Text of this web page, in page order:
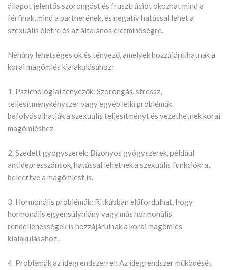
állapot jelentős szorongást és frusztrációt okozhat mind a
férfinak, mind a partnerének, és negatív hatással lehet a
szexuális életre és az általános életminőségre.
Néhány lehetséges ok és tényező, amelyek hozzájárulhatnak a
korai magömlés kialakulásához:
1. Pszichológiai tényezők: Szorongás, stressz,
teljesítménykényszer vagy egyéb lelki problémák
befolyásolhatják a szexuális teljesítményt és vezethetnek korai
magömléshez.
2. Szedett gyógyszerek: Bizonyos gyógyszerek, például
antidepresszánsok, hatással lehetnek a szexuális funkciókra,
beleértve a magömlést is.
3. Hormonális problémák: Ritkábban előfordulhat, hogy
hormonális egyensúlyhiány vagy más hormonális
rendellenességek is hozzájárulnak a korai magömlés
kialakulásához.
4. Problémák az idegrendszerrel: Az idegrendszer működését